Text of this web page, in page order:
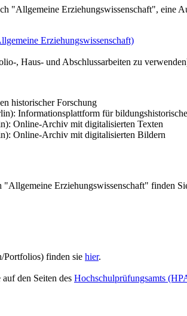
"Allgemeine Erziehungswissenschaft", eine
Erziehungswissenschaft)
, Haus- und Abschlussarbeiten zu
historischer Forschung
Informationsplattform für
Online-Archiv mit digitalisierten Texten
Online-Archiv mit digitalisierten Bildern
"Allgemeine Erziehungswissenschaft" finden
Portfolios) finden sie hier.
den Seiten des Hochschulprüfungsamts